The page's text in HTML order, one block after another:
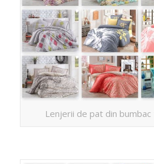
Lenjerii de pat din bumbac